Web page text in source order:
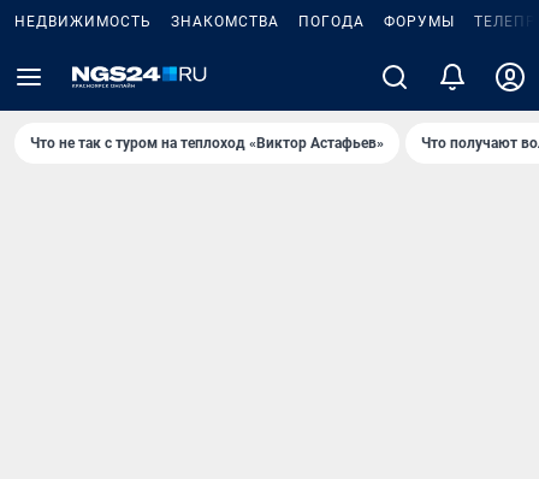
НЕДВИЖИМОСТЬ ЗНАКОМСТВА ПОГОДА ФОРУМЫ
Что не так с туром на теплоход «Виктор Астафьев» Что получают